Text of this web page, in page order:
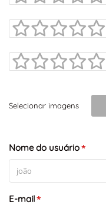
Selecionar imagens
Nome do usuário*
E-mail*